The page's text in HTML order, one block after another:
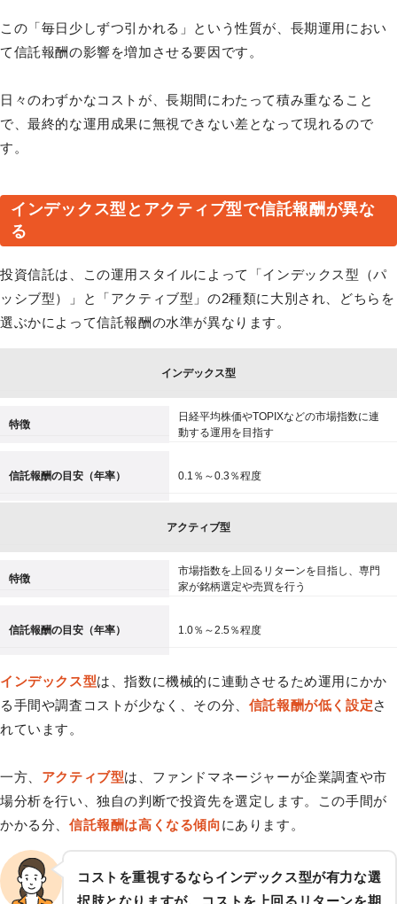
この「毎日少しずつ引かれる」という性質が、長期運用におい
て信託報酬の影響を増加させる要因です。
日々のわずかなコストが、長期間にわたって積み重なること
で、最終的な運用成果に無視できない差となって現れるので
す。
インデックス型とアクティブ型で信託報酬が異な
る
投資信託は、この運用スタイルによって「インデックス型（パ
ッシブ型）」と「アクティブ型」の2種類に大別され、どちらを
選ぶかによって信託報酬の水準が異なります。
インデックス型
特徴
日経平均株価やTOPIXなどの市場指数に連
動する運用を目指す
信託報酬の目安（年率） 0.1％～0.3％程度
アクティブ型
特徴
市場指数を上回るリターンを目指し、専門
家が銘柄選定や売買を行う
信託報酬の目安（年率） 1.0％～2.5％程度
インデックス型は、指数に機械的に連動させるため運用にかか
る手間や調査コストが少なく、その分、 信託報酬が低く設定さ
れています。
一方、 アクティブ型は、ファンドマネージャーが企業調査や市
場分析を行い、独自の判断で投資先を選定します。この手間が
かかる分、 信託報酬は高くなる傾向にあります。
コストを重視するならインデックス型が有力な選
択肢となりますが、コストを上回るリターンを期